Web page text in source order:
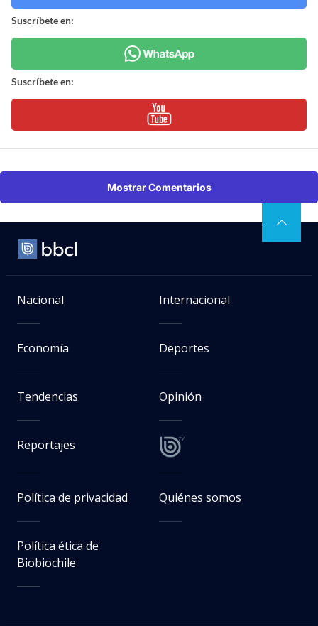
Suscríbete en:
Suscríbete en:
Mostrar Comentarios
Nacional Internacional
Economía Deportes
Tendencias Opinión
Reportajes
Política de privacidad Quiénes somos
Política ética de
Biobiochile